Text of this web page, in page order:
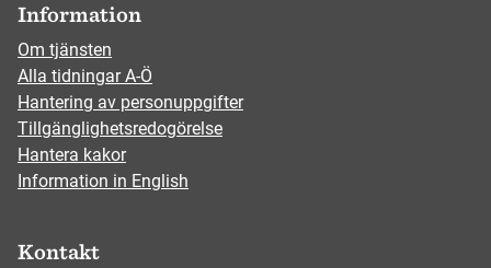
Information
Om tjänsten
Alla tidningar A-Ö
Hantering av personuppgifter
Tillgänglighetsredogörelse
Hantera kakor
Information in English
Kontakt